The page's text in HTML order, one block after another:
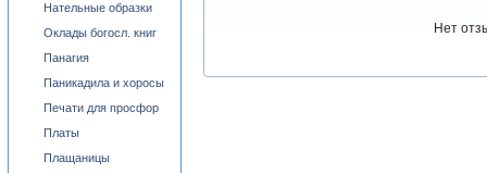
Нет
Нательные образки
Оклады богосл. книг
Панагия
Паникадила и хоросы
Печати для просфор
Платы
Плащаницы